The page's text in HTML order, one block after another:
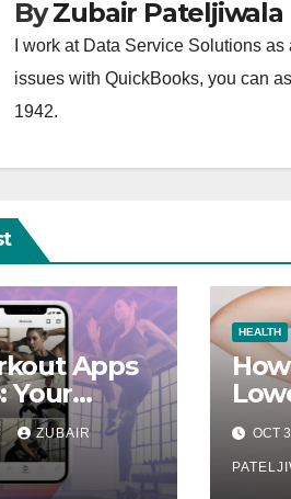
ByZubair Pateljiwala
I work at Data Service Solutions
issues with QuickBooks, you can
1942.
Apps
Your
Fitness
ZUBAIR
HEALTH
OCT